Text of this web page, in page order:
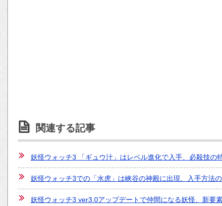
関連する記事
妖怪ウォッチ3 「ギュウ汁」はレベル進化で入手、必殺技の
妖怪ウォッチ3での「水虎」は峡谷の神殿に出現、入手方法
妖怪ウォッチ3 ver3.0アップデートで仲間になる妖怪、新要